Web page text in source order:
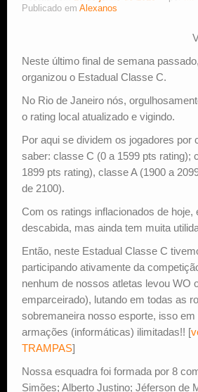
Publicado em Alexanos
Neste último final de semana
organizou o Estadual Classe C.
No Rio de Janeiro nós,
o rating local atualizado e vigindo.
Por aqui se dividem os jogadores por
saber: classe C (0 a 1599 pts rating);
1899 pts rating), classe A (1900 a
de 2100).
Com os ratings inflacionados de hoje,
descabida, mas ainda tem muita
Então, neste Estadual Classe C
participando ativamente da
nenhum de nossos atletas levou WO
emparceirado), lutando em todas as
sobremaneira nosso esporte, isso
armações (informáticas) ilimitadas!! [
TRAMPAS]
Nossa esquadra foi formada por 8
Simões; Alberto Justino; Jéferson de